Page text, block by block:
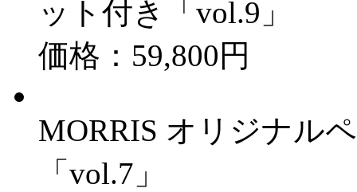
ット付き「vol.9」
価格：59,800円
MORRIS オリジナル
「vol.7」